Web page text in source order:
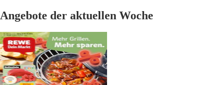
Angebote der aktuellen Woche